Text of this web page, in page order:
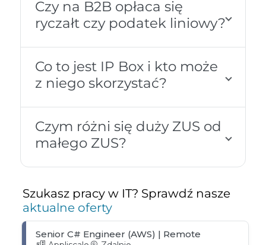
Czy na B2B opłaca się
ryczałt czy podatek liniowy?
Co to jest IP Box i kto może
z niego skorzystać?
Czym różni się duży ZUS od
małego ZUS?
Szukasz pracy w IT? Sprawdź nasze
aktualne oferty